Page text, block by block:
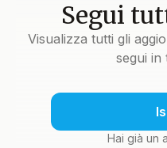
Segui
Visualizza tutti gli
segui in
Hai già un